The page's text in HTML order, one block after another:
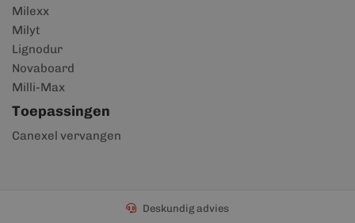
Milexx
Milyt
Lignodur
Novaboard
Milli-Max
Toepassingen
Canexel vervangen
Deskundig advies